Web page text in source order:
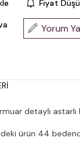
Fiyat
Yorum
detaylı astarlı
ürün 44